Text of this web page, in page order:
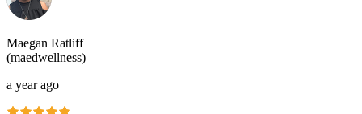
Maegan Ratliff
(maedwellness)
a year ago